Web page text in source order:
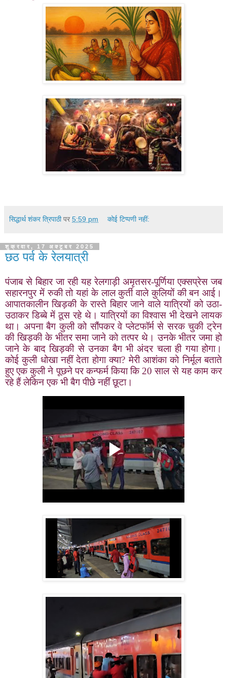
सिद्धार्थ शंकर त्रिपाठी पर 5:59 pm कोई टिप्पणी नहीं:
शुक्रवार, 17 अक्टूबर 2025
छठ पर्व के रेलयात्री
पंजाब से बिहार जा रही यह रेलगाड़ी अमृतसर-पूर्णिया एक्सप्रेस जब
सहारनपुर में रुकी तो यहां के लाल कुर्ती वाले कुलियों की बन आई।
आपातकालीन खिड़की के रास्ते बिहार जाने वाले यात्रियों को उठा-
उठाकर डिब्बे में ठूस रहे थे। यात्रियों का विश्वास भी देखने लायक
था। अपना बैग कुली को सौंपकर वे प्लेटफॉर्म से सरक चुकी ट्रेन
की खिड़की के भीतर समा जाने को तत्पर थे। उनके भीतर जमा हो
जाने के बाद खिड़की से उनका बैग भी अंदर चला ही गया होगा।
कोई कुली धोखा नहीं देता होगा क्या?मेरी आशंका को निर्मूल बताते
हुए एक कुली ने पूछने पर कन्फर्म किया कि 20 साल से यह काम कर
रहे हैं लेकिन एक भी बैग पीछे नहीं छूटा।